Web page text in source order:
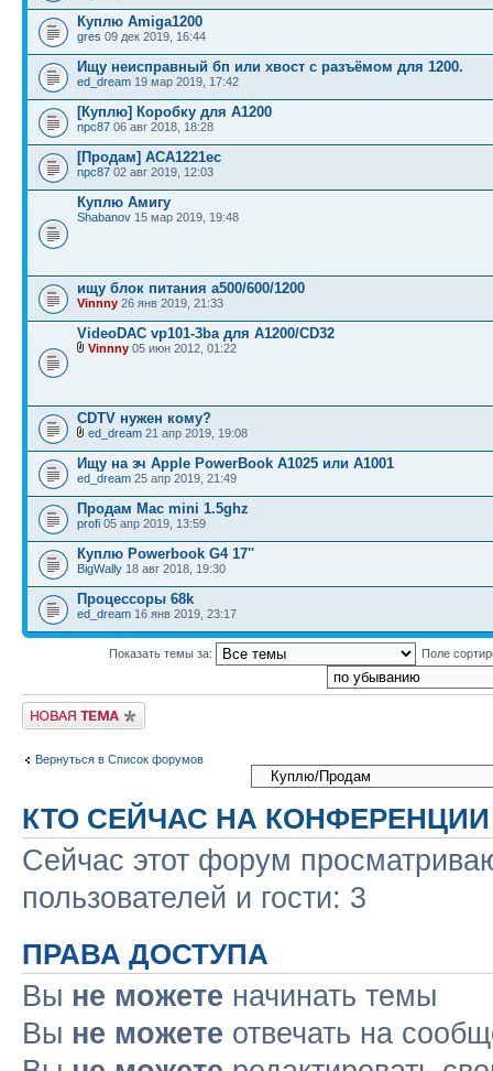
Куплю Amiga1200
gres 09 дек 2019, 16:44
Ищу неисправный бп или хвост с разъёмом для 1200.
ed_dream 19 мар 2019, 17:42
[Куплю] Коробку для А1200
npc87 06 авг 2018, 18:28
[Продам] ACA1221ec
npc87 02 авг 2019, 12:03
Куплю Амигу
Shabanov 15 мар 2019, 19:48
ищу блок питания а500/600/1200
Vinnny 26 янв 2019, 21:33
VideoDAC vp101-3ba для A1200/CD32
Vinnny 05 июн 2012, 01:22
CDTV нужен кому?
ed_dream 21 апр 2019, 19:08
Ищу на зч Apple PowerBook A1025 или A1001
ed_dream 25 апр 2019, 21:49
Продам Mac mini 1.5ghz
profi 05 апр 2019, 13:59
Куплю Powerbook G4 17''
BigWally 18 авг 2018, 19:30
Процессоры 68k
ed_dream 16 янв 2019, 23:17
Показать темы за: Поле
Новая тема
Вернуться в Список форумов
КТО СЕЙЧАС НА КОНФЕРЕНЦИИ
Сейчас этот форум
пользователей и гости: 3
ПРАВА ДОСТУПА
Вы не можете начинать темы
Вы не можете отвечать на